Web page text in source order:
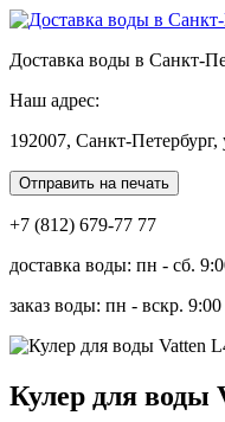
Доставка воды в Санкт-
Наш адрес:
192007, Санкт-
Отправить на печать
+7 (812) 679-77 77
доставка воды: пн - сб.
заказ воды: пн - вскр.
Кулер для воды